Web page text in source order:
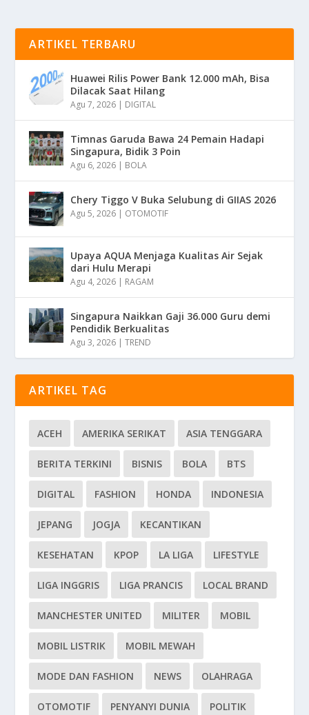
ARTIKEL TERBARU
Huawei Rilis Power Bank 12.000 mAh, Bisa
Dilacak Saat Hilang
Agu 7, 2026 | DIGITAL
Timnas Garuda Bawa 24 Pemain Hadapi
Singapura, Bidik 3 Poin
Agu 6, 2026 | BOLA
Chery Tiggo V Buka Selubung di GIIAS 2026
Agu 5, 2026 | OTOMOTIF
Upaya AQUA Menjaga Kualitas Air Sejak
dari Hulu Merapi
Agu 4, 2026 | RAGAM
Singapura Naikkan Gaji 36.000 Guru demi
Pendidik Berkualitas
Agu 3, 2026 |TREND
ARTIKEL TAG
ACEH AMERIKA SERIKAT ASIA TENGGARA
BERITA TERKINI BISNIS BOLA BTS
DIGITAL FASHION HONDA INDONESIA
JEPANG JOGJA KECANTIKAN
KESEHATAN KPOP LA LIGA LIFESTYLE
LIGA INGGRIS LIGA PRANCIS LOCAL BRAND
MANCHESTER UNITED MILITER MOBIL
MOBIL LISTRIK MOBIL MEWAH
MODE DAN FASHION NEWS OLAHRAGA
OTOMOTIF PENYANYI DUNIA POLITIK